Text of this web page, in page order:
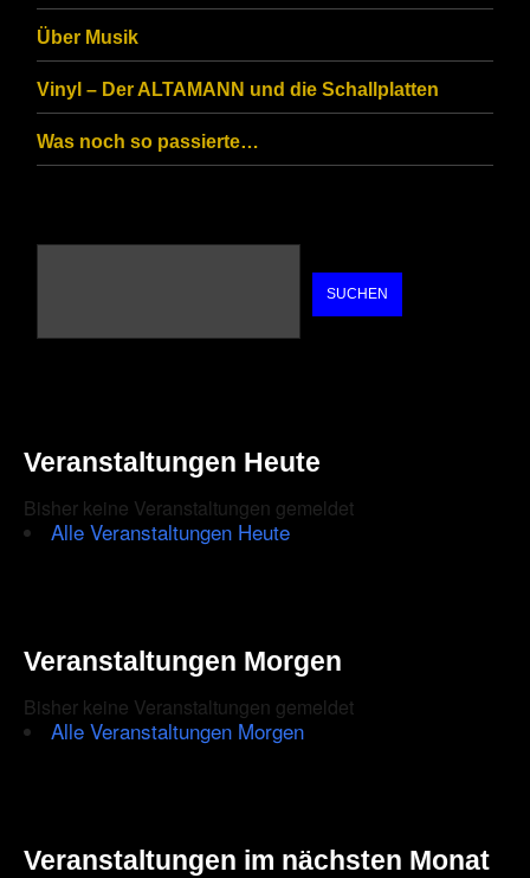
Über Musik
Vinyl – Der ALTAMANN und die Schallplatten
Was noch so passierte…
SUCHEN
Veranstaltungen Heute
Bisher keine Veranstaltungen gemeldet
Alle Veranstaltungen Heute
Veranstaltungen Morgen
Bisher keine Veranstaltungen gemeldet
Alle Veranstaltungen Morgen
Veranstaltungen im nächsten Monat